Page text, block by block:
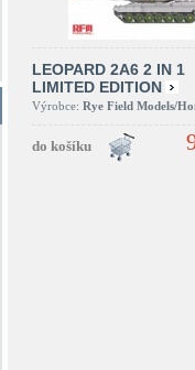
LEOPARD 2A6 2 IN 1
LIMITED EDITION
Výrobce: Rye Field Models/